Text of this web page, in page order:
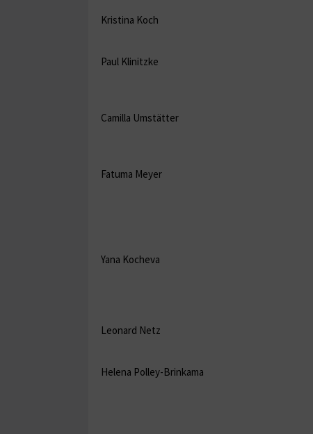
Kristina Koch
Paul Klinitzke
Camilla Umstätter
Fatuma Meyer
Yana Kocheva
Leonard Netz
Helena Polley-Brinkama